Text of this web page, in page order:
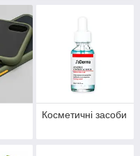
Косметичні засоби